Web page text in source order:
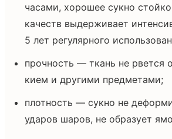
часами, хорошее сукно
качеств выдерживает
5 лет регулярного
прочность — ткань не рвется
кием и другими предметами;
плотность — сукно не
ударов шаров, не образует